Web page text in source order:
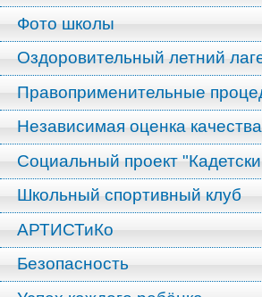
Фото школы
Оздоровительный летний
Правоприменительные
Независимая оценка
Социальный проект
Школьный спортивный клуб
АРТИСТиКо
Безопасность